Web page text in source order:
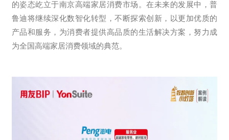
的姿态屹立于南京高端家居消费市场。在未来的发展中，普
鲁迪将继续深化数智化转型，不断探索创新，以更加优质的
产品和服务，为消费者提供高品质的生活解决方案，努力成
为全国高端家居消费领域的典范。